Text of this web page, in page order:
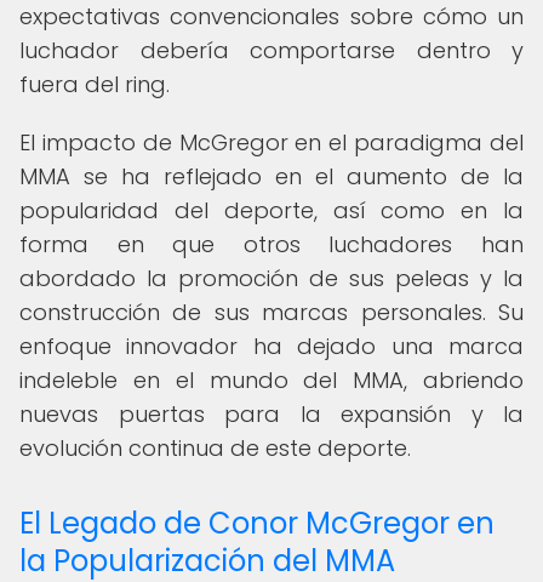
expectativas convencionales sobre cómo un
luchador debería comportarse dentro y
fuera del ring.
El impacto de McGregor en el paradigma del
MMA se ha reflejado en el aumento de la
popularidad del deporte, así como en la
forma en que otros luchadores han
abordado la promoción de sus peleas y la
construcción de sus marcas personales. Su
enfoque innovador ha dejado una marca
indeleble en el mundo del MMA, abriendo
nuevas puertas para la expansión y la
evolución continua de este deporte.
El Legado de Conor McGregor en
la Popularización del MMA